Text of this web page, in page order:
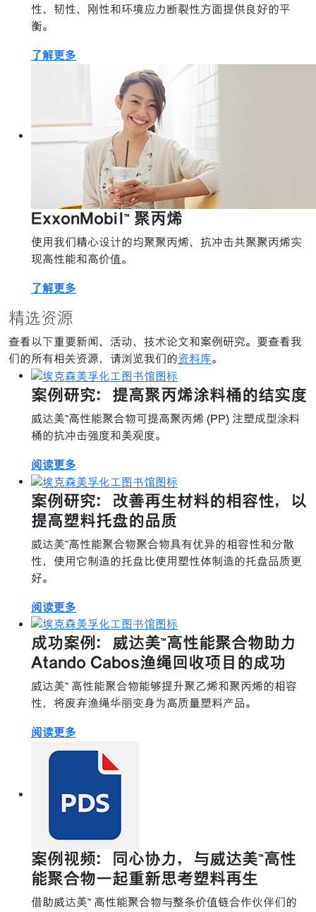
性、韧性、刚性和环境应力断裂性方面提供良好的平
衡。
了解更多
ExxonMobil™ 聚丙烯
使用我们精心设计的均聚聚丙烯、抗冲击共聚聚丙烯实
现高性能和高价值。
了解更多
精选资源
查看以下重要新闻、活动、技术论文和案例研究。要查看我
们的所有相关资源，请浏览我们的资料库。
案例研究：提高聚丙烯涂料桶的结实度
威达美™高性能聚合物可提高聚丙烯 (PP) 注塑成型涂料
桶的抗冲击强度和美观度。
阅读更多
案例研究：改善再生材料的相容性，以
提高塑料托盘的品质
威达美™高性能聚合物聚合物具有优异的相容性和分散
性，使用它制造的托盘比使用塑性体制造的托盘品质更
好。
阅读更多
成功案例：威达美™高性能聚合物助力
Atando Cabos渔绳回收项目的成功
威达美™ 高性能聚合物能够提升聚乙烯和聚丙烯的相容
性，将废弃渔绳华丽变身为高质量塑料产品。
阅读更多
案例视频：同心协力，与威达美™高性
能聚合物一起重新思考塑料再生
借助威达美™ 高性能聚合物与整条价值链合作伙伴们的